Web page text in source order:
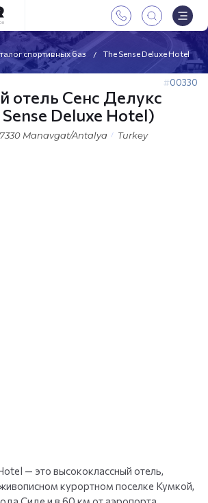
спортивных баз The Sense Deluxe Hotel
00330
отель Сенс Делукс
Deluxe Hotel)
Manavgat/Antalya Turkey
— это высококлассный отель,
курортном поселке Кумкой,